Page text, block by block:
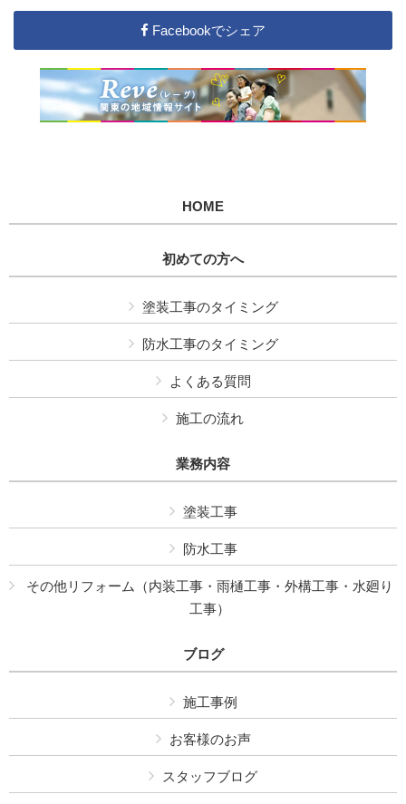
Facebookでシェア
HOME
初めての方へ
塗装工事のタイミング
防水工事のタイミング
よくある質問
施工の流れ
業務内容
塗装工事
防水工事
その他リフォーム（内装工事・雨樋工事・外構工事・水廻り
工事）
ブログ
施工事例
お客様のお声
スタッフブログ